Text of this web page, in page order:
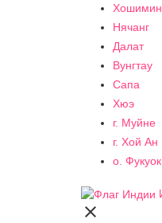
Хошимин
Нячанг
Далат
Вунгтау
Сапа
Хюэ
г. Муйне
г. Хой Ан
о. Фукуок
